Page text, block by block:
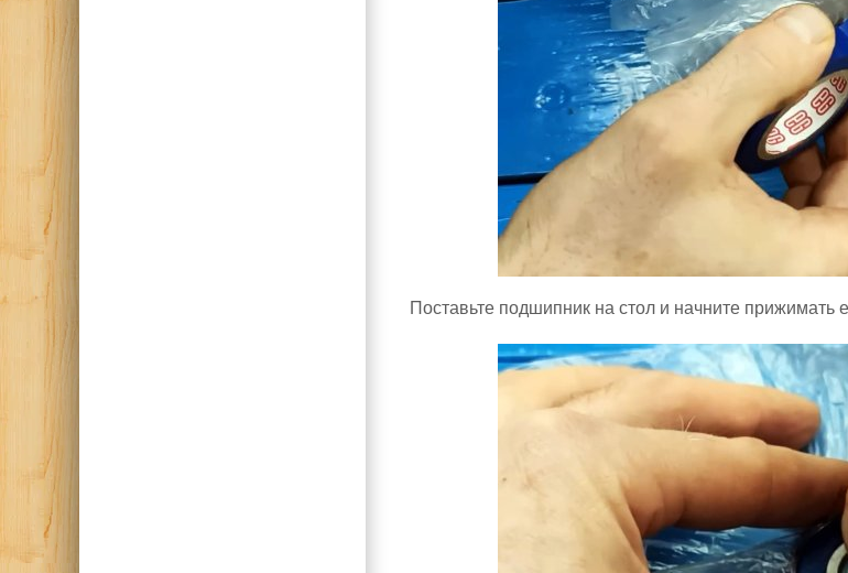
Поставьте подшипник на стол и начните